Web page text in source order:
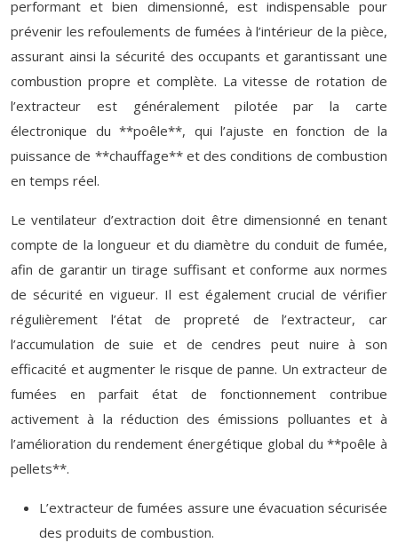
performant et bien dimensionné, est indispensable pour
prévenir les refoulements de fumées à l’intérieur de la pièce,
assurant ainsi la sécurité des occupants et garantissant une
combustion propre et complète. La vitesse de rotation de
l’extracteur est généralement pilotée par la carte
électronique du **poêle**, qui l’ajuste en fonction de la
puissance de **chauffage** et des conditions de combustion
en temps réel.
Le ventilateur d’extraction doit être dimensionné en tenant
compte de la longueur et du diamètre du conduit de fumée,
afin de garantir un tirage suffisant et conforme aux normes
de sécurité en vigueur. Il est également crucial de vérifier
régulièrement l’état de propreté de l’extracteur, car
l’accumulation de suie et de cendres peut nuire à son
efficacité et augmenter le risque de panne. Un extracteur de
fumées en parfait état de fonctionnement contribue
activement à la réduction des émissions polluantes et à
l’amélioration du rendement énergétique global du **poêle à
pellets**.
L’extracteur de fumées assure une évacuation sécurisée
des produits de combustion.